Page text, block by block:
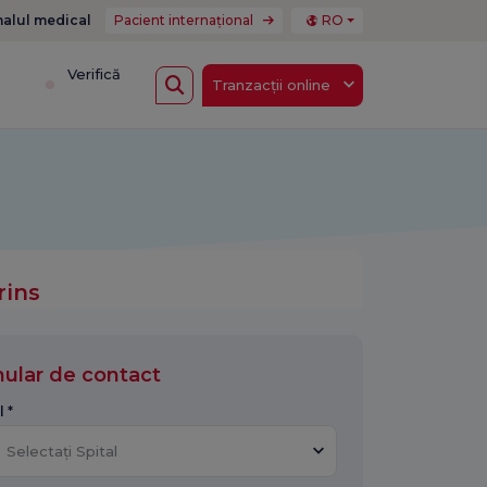
medical Pacient internațional RO
Verifică
Tranzacții online
de contact
*
Selectați Spital